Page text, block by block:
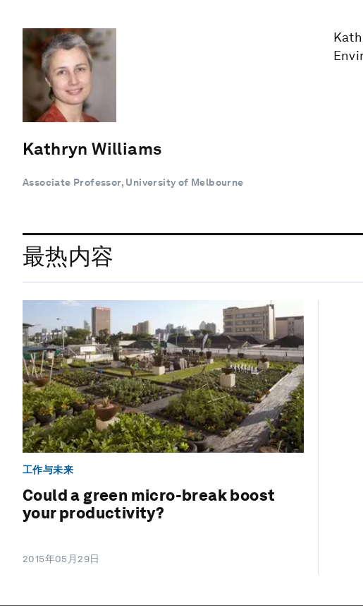
Kathryn Williams
Associate Professor, University of Melbourne
最热内容
工作与未来
Could a green micro-break boost
your productivity?
2015年05月29日